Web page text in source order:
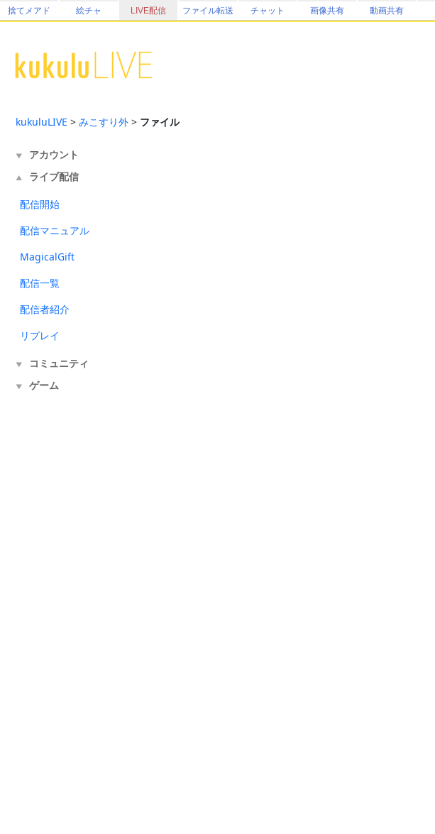
捨てメアド 絵チャ LIVE配信 ファイル転送 チャット 画像共有 動画共有
kukuluLIVE > みこすり外 > ファイル
▼ アカウント
▲ ライブ配信
配信開始
配信マニュアル
MagicalGift
配信一覧
配信者紹介
リプレイ
▼ コミュニティ
▼ ゲーム